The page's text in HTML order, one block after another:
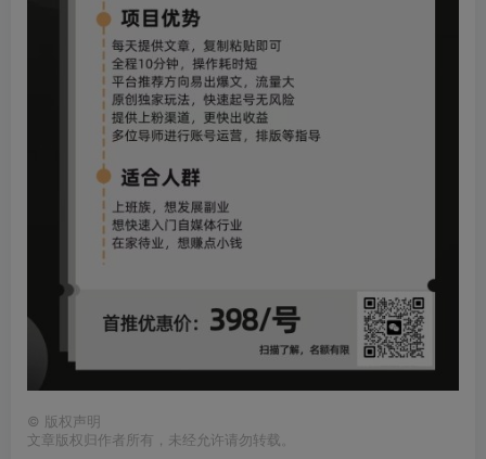
© 版权声明
文章版权归作者所有，未经允许请勿转载。